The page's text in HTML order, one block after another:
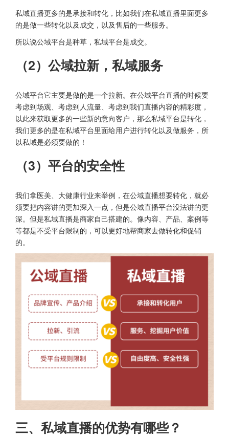
私域直播更多的是承接和转化，比如我们在私域直播里面更多
的是做一些转化以及成交，以及售后的一些服务。
所以说公域平台是种草，私域平台是成交。
（2）公域拉新，私域服务
公域平台它主要是做的是一个拉新。在公域平台直播的时候要
考虑到场观、考虑到人流量、考虑到我们直播内容的精彩度，
以此来获取更多的一些新的意向客户，那么私域平台是转化，
我们更多的是在私域平台里面给用户进行转化以及做服务，所
以私域是必须要做的！
（3）平台的安全性
我们拿医美、大健康行业来举例，在公域直播想要转化，就必
须要把内容讲的更加深入一点，但是公域直播平台没法讲的更
深。但是私域直播是商家自己搭建的。像内容、产品、案例等
等都是不受平台限制的，可以更好地帮商家去做转化和促销
的。
三、私域直播的优势有哪些？